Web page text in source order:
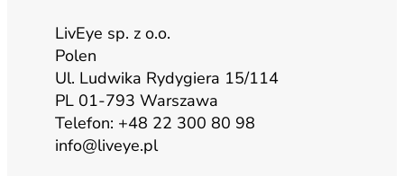
LivEye sp. z o.o.
Polen
Ul. Ludwika Rydygiera 15/114
PL 01-793 Warszawa
Telefon: +48 22 300 80 98
info@liveye.pl